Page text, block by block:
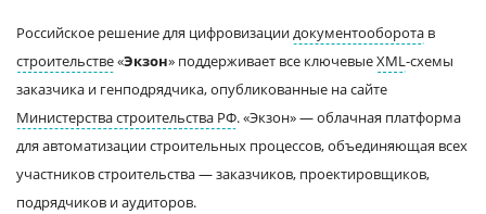
Российское решение для цифровизациидокументооборота в
строительстве«Экзон» поддерживает все ключевыеXML-схемы
заказчика и генподрядчика, опубликованные на сайте
Министерства строительства РФ. «Экзон» — облачная платформа
для автоматизации строительных процессов, объединяющая всех
участников строительства — заказчиков, проектировщиков,
подрядчиков и аудиторов.